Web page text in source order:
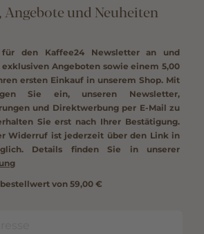
und Neuheiten
den Kaffee24 Newsletter an und
Angeboten sowie einem 5,00
ersten Einkauf in unserem Shop. Mit
Sie ein, unseren Newsletter,
und Direktwerbung per E-Mail zu
Sie erst nach Ihrer Bestätigung.
Widerruf ist jederzeit über den Link in
Details finden Sie in unserer
von 59,00 €